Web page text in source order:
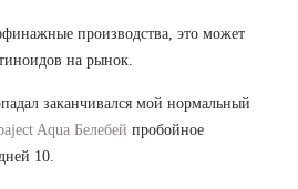
производства, это может
на рынок.
заканчивался мой нормальный
Aqua Белебей пробойное
10.